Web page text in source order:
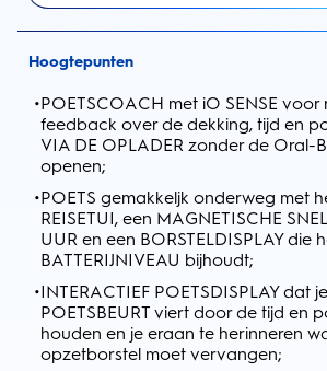
Hoogtepunten
•POETSCOACH met iO SENSE voor
feedback over de dekking, tijd en
VIA DE OPLADER zonder de Oral-
openen;
•POETS gemakkeljk onderweg met
REISETUI, een MAGNETISCHE
UUR en een BORSTELDISPLAY die
BATTERIJNIVEAU bijhoudt;
•INTERACTIEF POETSDISPLAY dat
POETSBEURT viert door de tijd en
houden en je eraan te herinneren
opzetborstel moet vervangen;